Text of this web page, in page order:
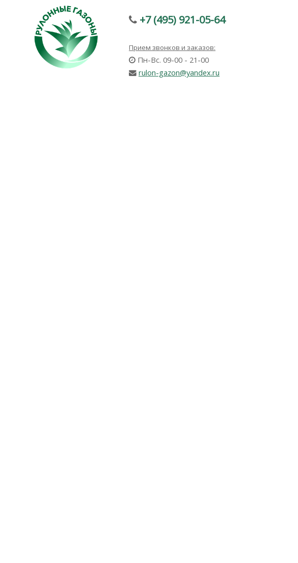
+7 (495) 921-05-64
Прием звонков и заказов:
Пн-Вс. 09-00 - 21-00
rulon-gazon@yandex.ru